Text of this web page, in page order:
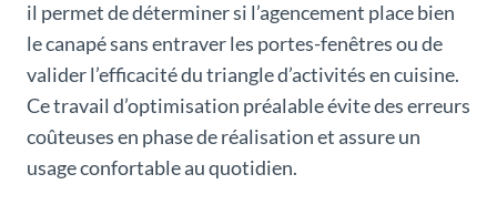
il permet de déterminer si l’agencement place bien
le canapé sans entraver les portes-fenêtres ou de
valider l’efficacité du triangle d’activités en cuisine.
Ce travail d’optimisation préalable évite des erreurs
coûteuses en phase de réalisation et assure un
usage confortable au quotidien.